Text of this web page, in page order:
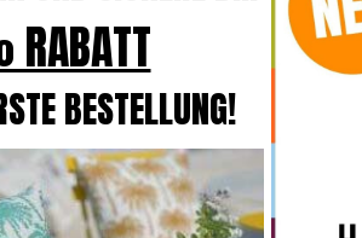
BESTELLUNG!